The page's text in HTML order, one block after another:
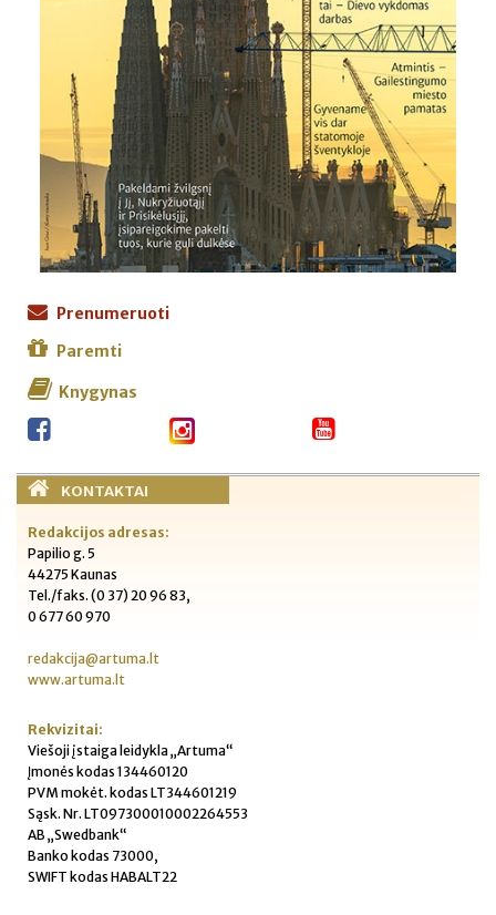
Prenumeruoti
Paremti
Knygynas
KONTAKTAI
Redakcijos adresas:
Papilio g. 5
44275 Kaunas
Tel./faks. (0 37) 20 96 83,
0 677 60 970
redakcija@artuma.lt
www.artuma.lt
Rekvizitai:
Viešoji įstaiga leidykla „Artuma“
Įmonės kodas 134460120
PVM mokėt. kodas LT344601219
Sąsk. Nr. LT097300010002264553
AB „Swedbank“
Banko kodas 73000,
SWIFT kodas HABALT22